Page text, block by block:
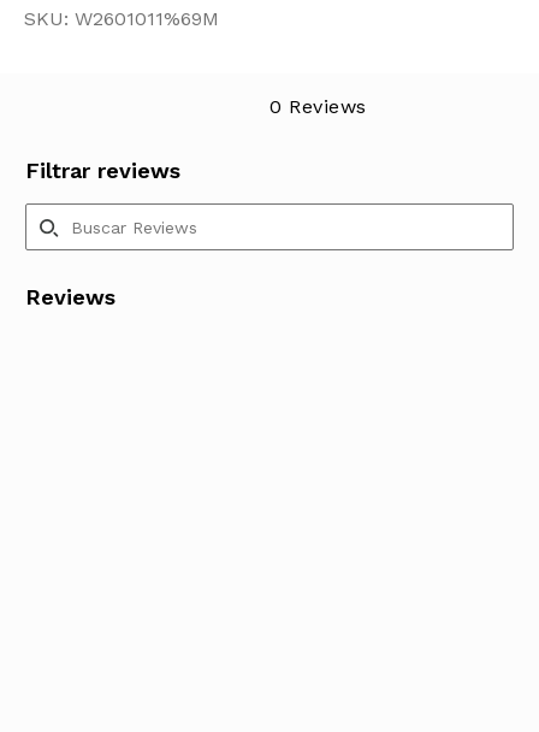
SKU: W2601011%69M
Filtrar reviews
0 Reviews
Reviews